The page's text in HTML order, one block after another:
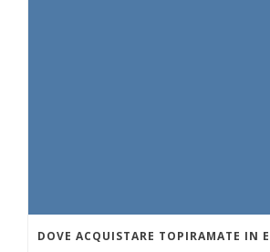
DOVE ACQUISTARE TOPIRAMATE IN